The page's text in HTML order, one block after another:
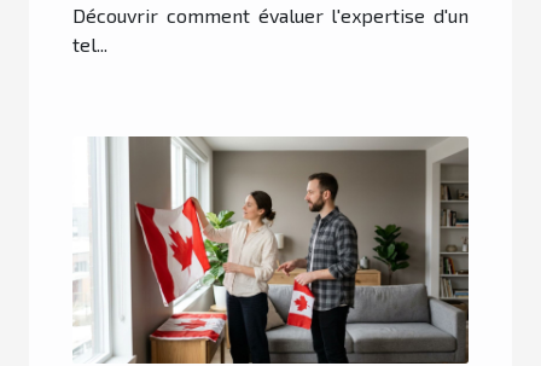
Découvrir comment évaluer l'expertise d'un
tel...